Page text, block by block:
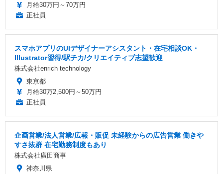
月給30万円～70万円
正社員
スマホアプリのUIデザイナーアシスタント・在宅相談OK・
Illustrator習得/駅チカ/クリエイティブ志望歓迎
株式会社enrich technology
東京都
月給30万2,500円～50万円
正社員
企画営業/法人営業/広報・販促 未経験からの広告営業 働きや
すさ抜群 在宅勤務制度もあり
株式会社廣田商事
神奈川県